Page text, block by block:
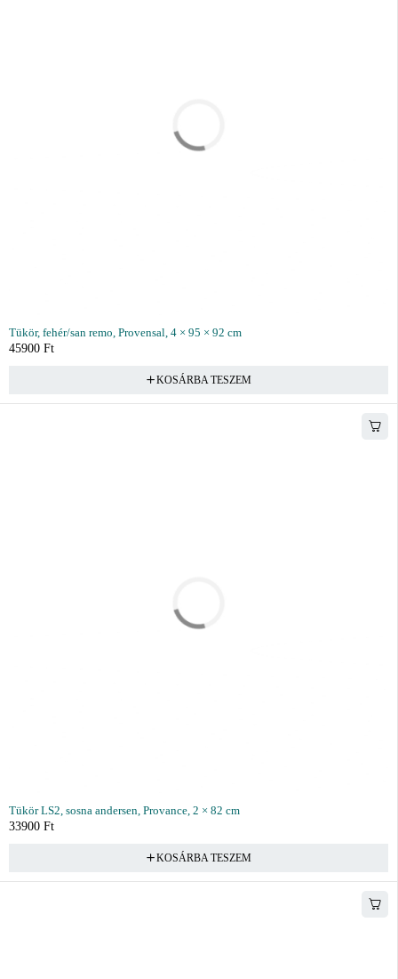
Tükör, fehér/san remo, Provensal, 4 × 95 × 92 cm
45900 Ft
KOSÁRBA TESZEM
Tükör LS2, sosna andersen, Provance, 2 × 82 cm
33900 Ft
KOSÁRBA TESZEM